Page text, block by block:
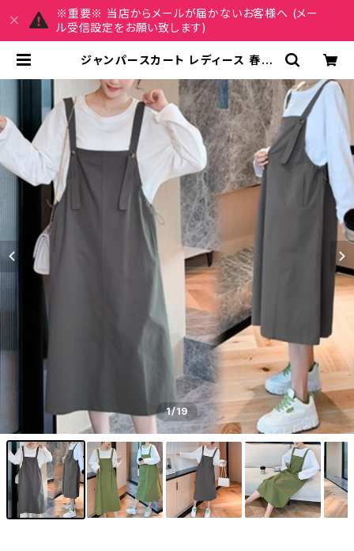
※重要※ 当店からメールが届かないお客様へ (メー
ル受信設定をお願い致します)
ジャンパースカート レディース 春夏
オーバーオール サロペット ひざ下 ミ
モレ丈 OL きれいめ マタニティ 妊婦
ゆったり 体型カバー トップス カット
ソー 長袖 Aライン ジャンパースカー
ト ワンピース オールインワン ミモレ
丈 ロング ロンパース 韓国 ファッショ
ン 韓国風 上品 グレー カーキ 大人 カ
ジュアル 10代 20代 30代 40代 C-
WAW1065 | REIRSE レイルセ 20
代,30代,40代 レディースファッショ
ン 通販
1/19